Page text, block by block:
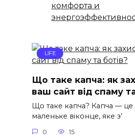
комфорта и
LIFE
Що таке капча: як
ваш сайт від спаму
Що таке капча? Капча — це
маленьке віконце, яке з’
0 15